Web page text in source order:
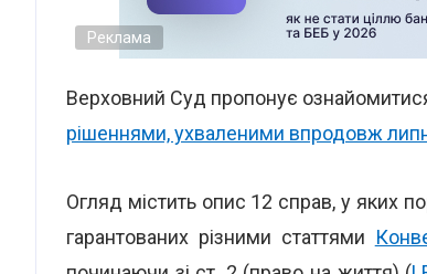
Реклама
Верховний Суд пропонує
рішеннями, ухваленими впродовж
Огляд містить опис 12 справ, у яких
гарантованих різними статтями